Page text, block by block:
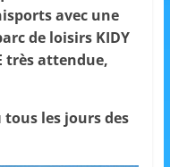
avec une
de loisirs KIDY
très attendue,
tous les jours des